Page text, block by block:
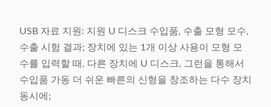
USB 자료 지원: 지원 U 디스크 수입품, 수출 모형 모수,
수출 시험 결과; 장치에 있는 1개 이상 사용이 모형 모
수를 입력할 때, 다른 장치에 U 디스크, 그런을 통해서
수입품 가동 더 쉬운 빠른의 신형을 창조하는 다수 장치
동시에;